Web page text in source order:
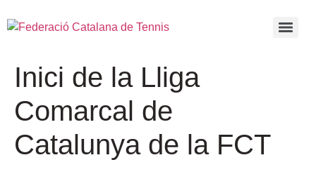
Inici de la Lliga
Comarcal de
Catalunya de la FCT